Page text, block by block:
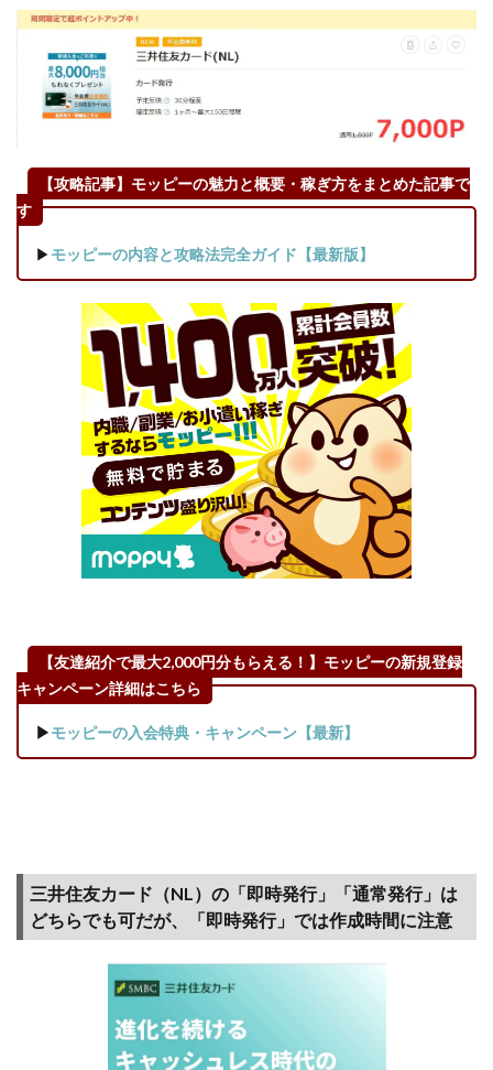
【攻略記事】モッピーの魅力と概要・稼ぎ方をまとめた記事で
す
▶ モッピーの内容と攻略法完全ガイド【最新版】
【友達紹介で最大2,000円分もらえる！】モッピーの新規登録
キャンペーン詳細はこちら
▶モッピーの入会特典・キャンペーン【最新】
三井住友カード（NL）の「即時発行」「通常発行」は
どちらでも可だが、「即時発行」では作成時間に注意